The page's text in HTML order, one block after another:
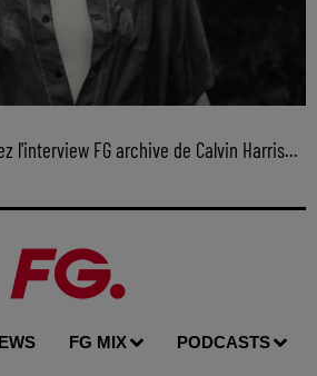
l'interview FG archive de Calvin Harris...
FG MIX PODCASTS